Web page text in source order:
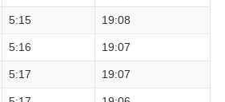
5:15 19:08
5:16 19:07
5:17 19:07